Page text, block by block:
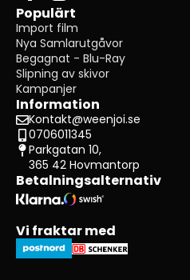
Populärt
Import film
Nya Samlarutgåvor
Begagnat - Blu-Ray
Slipning av skivor
Kampanjer
Information
Kontakt@weenjoi.se
0706011345
Parkgatan 10,
365 42 Hovmantorp
Betalningsalternativ
Vi fraktar med